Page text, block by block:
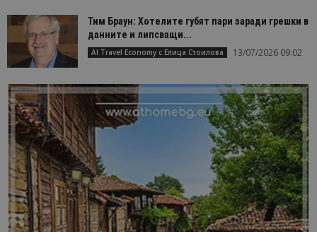
Тим Браун: Хотелите губят пари заради грешки в
данните и липсващи...
AI Travel Economy с Елица Стоилова 13/07/2026 09:02